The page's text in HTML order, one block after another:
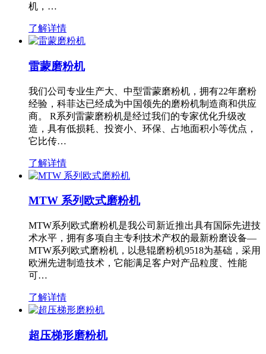
机，…
了解详情
雷蒙磨粉机
我们公司专业生产大、中型雷蒙磨粉机，拥有22年磨粉
经验，科菲达已经成为中国领先的磨粉机制造商和供应
商。 R系列雷蒙磨粉机是经过我们的专家优化升级改
造，具有低损耗、投资小、环保、占地面积小等优点，
它比传…
了解详情
MTW 系列欧式磨粉机
MTW系列欧式磨粉机是我公司新近推出具有国际先进技
术水平，拥有多项自主专利技术产权的最新粉磨设备—
MTW系列欧式磨粉机，以悬辊磨粉机9518为基础，采用
欧洲先进制造技术，它能满足客户对产品粒度、性能
可…
了解详情
超压梯形磨粉机